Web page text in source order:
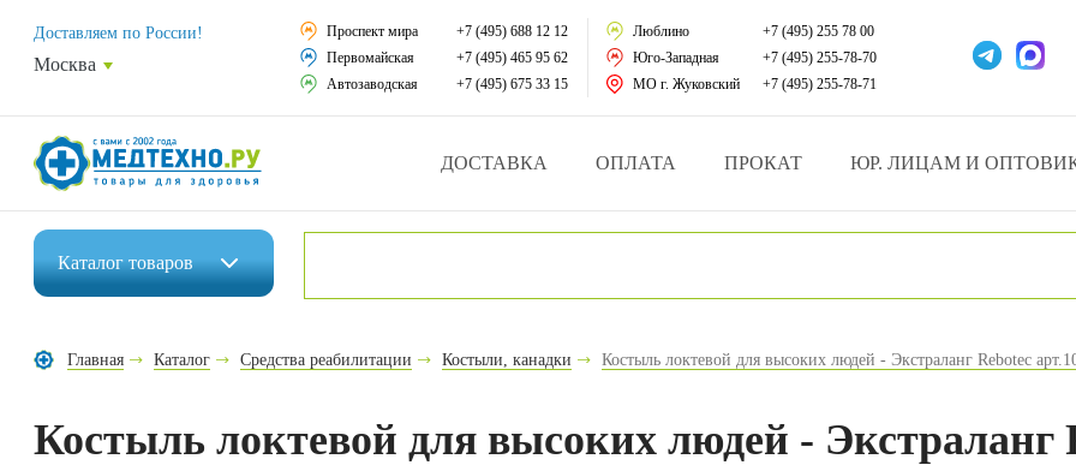
Средства реабилитации
Средства по уходу за больными
Домашняя медтехника
Уникальные и полезные товары
Доставляем по России!
Москва
Проспект мира
+7 (495) 688 12 12
Первомайская
+7 (495) 465 95 62
Автозаводская
+7 (495) 675 33 15
Люблино
+7 (495) 255 78 00
Юго-Западная
+7 (495) 255-78-70
МО г. Жуковский
+7 (495) 255-78-71
ДОСТАВКА ОПЛАТА ПРОКАТ ЮР. ЛИЦАМ И
Каталогтоваров
Средства по уходу за больными
Главная Каталог Средства реабилитации Костыли, канадки Костыль локтевой для высоких людей - Экстраланг Rebotec
Костыль локтевой для высоких людей - Экстраланг